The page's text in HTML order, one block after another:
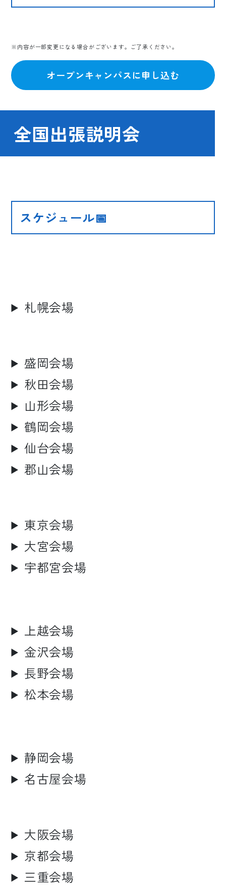
※内容が一部変更になる場合がございます。ご了承ください。
オープンキャンパスに申し込む
全国出張説明会
スケジュール📅
札幌会場
盛岡会場
秋田会場
山形会場
鶴岡会場
仙台会場
郡山会場
東京会場
大宮会場
宇都宮会場
上越会場
金沢会場
長野会場
松本会場
静岡会場
名古屋会場
大阪会場
京都会場
三重会場